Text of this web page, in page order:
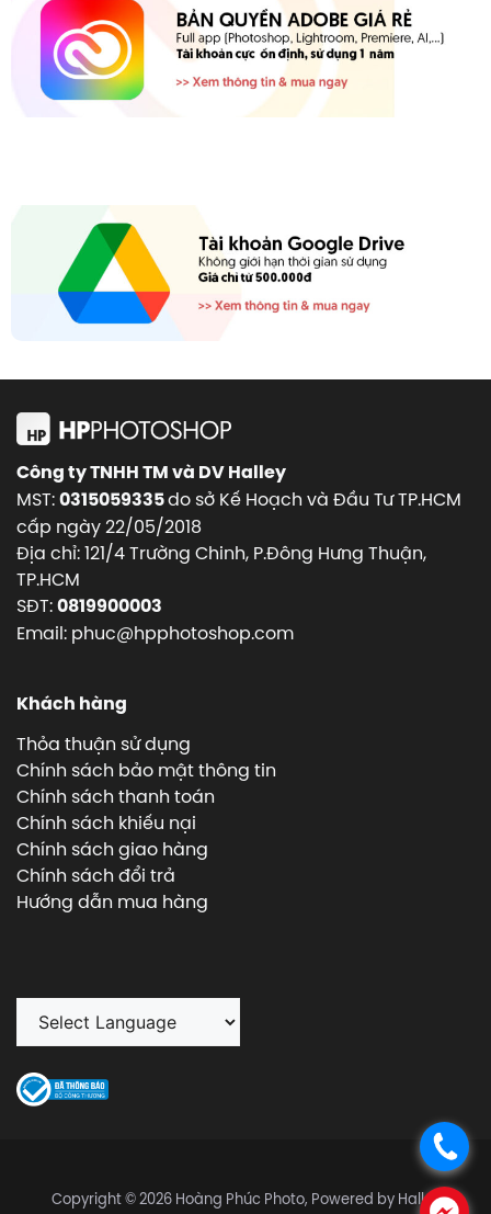
.
Công ty TNHH TM và DV Halley
MST:0315059335do sở Kế Hoạch và Đầu Tư TP.HCM
cấp ngày 22/05/2018
Địa chỉ: 121/4 Trường Chinh, P.Đông Hưng Thuận,
TP.HCM
SĐT:0819900003
Email: phuc@hpphotoshop.com
Khách hàng
Thỏa thuận sử dụng
Chính sách bảo mật thông tin
Chính sách thanh toán
Chính sách khiếu nại
Chính sách giao hàng
Chính sách đổi trả
Hướng dẫn mua hàng
Copyright © 2026 Hoàng Phúc Photo, Powered by Halley